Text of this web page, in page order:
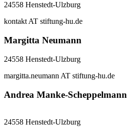
24558 Henstedt-Ulzburg
kontakt AT stiftung-hu.de
Margitta Neumann
24558 Henstedt-Ulzburg
margitta.neumann AT stiftung-hu.de
Andrea Manke-Scheppelmann
24558 Henstedt-Ulzburg